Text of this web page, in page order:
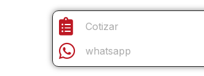
Cotizar
whatsapp